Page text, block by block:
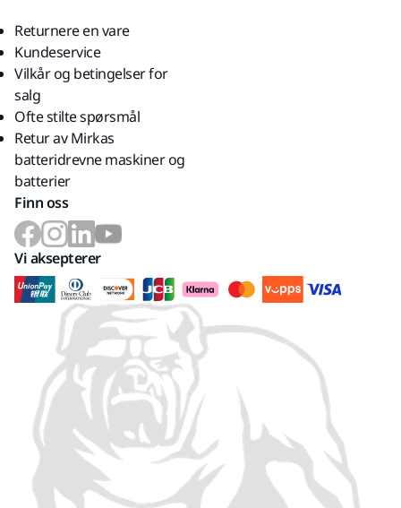
Returnere en vare
Kundeservice
Vilkår og betingelser for
salg
Ofte stilte spørsmål
Retur av Mirkas
batteridrevne maskiner og
batterier
Finn oss
Vi aksepterer